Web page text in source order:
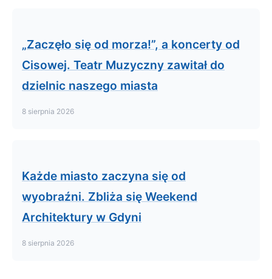
„Zaczęło się od morza!”, a koncerty od
Cisowej. Teatr Muzyczny zawitał do
dzielnic naszego miasta
8 sierpnia 2026
Każde miasto zaczyna się od
wyobraźni. Zbliża się Weekend
Architektury w Gdyni
8 sierpnia 2026